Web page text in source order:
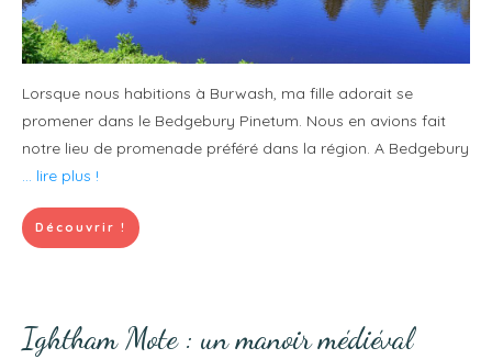
Lorsque nous habitions à Burwash, ma fille adorait se
promener dans le Bedgebury Pinetum. Nous en avions fait
notre lieu de promenade préféré dans la région. A Bedgebury
... lire plus !
Découvrir !
Ightham Mote : un manoir médiéval